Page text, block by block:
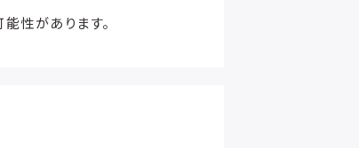
性があります。